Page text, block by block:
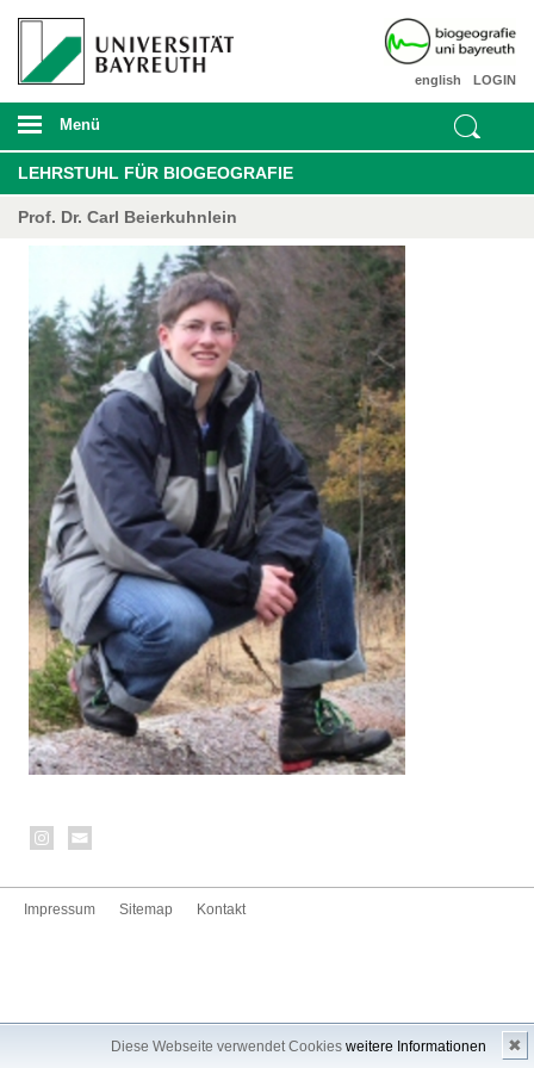
Diese Webseite verwendet Cookies weitere Informationen ✖
LOGIN
english
Menü
LEHRSTUHL FÜR BIOGEOGRAFIE
Prof. Dr. Carl Beierkuhnlein
Impressum Sitemap Kontakt